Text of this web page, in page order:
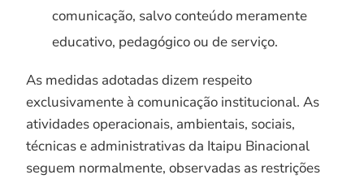
comunicação, salvo conteúdo meramente
educativo, pedagógico ou de serviço.
As medidas adotadas dizem respeito
exclusivamente à comunicação institucional. As
atividades operacionais, ambientais, sociais,
técnicas e administrativas da Itaipu Binacional
seguem normalmente, observadas as restrições